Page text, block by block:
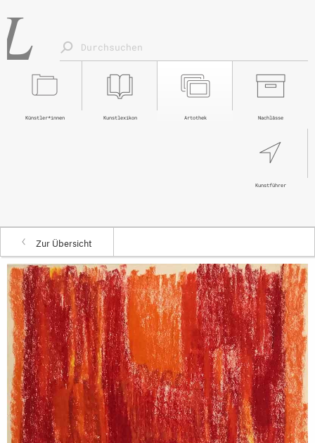
Nachlässe
Artothek
Kunstlexikon
Künstler*innen
Kunstführer
Zur Übersicht